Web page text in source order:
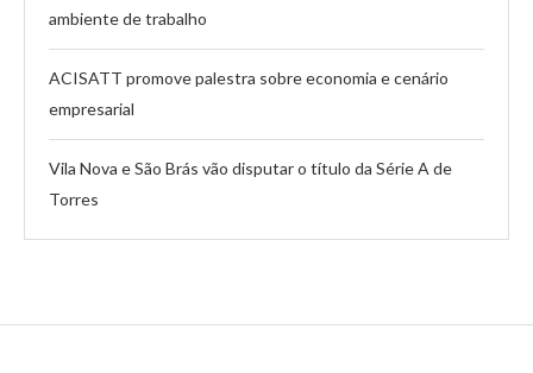
ambiente de trabalho
ACISATT promove palestra sobre economia e cenário
empresarial
Vila Nova e São Brás vão disputar o título da Série A de
Torres